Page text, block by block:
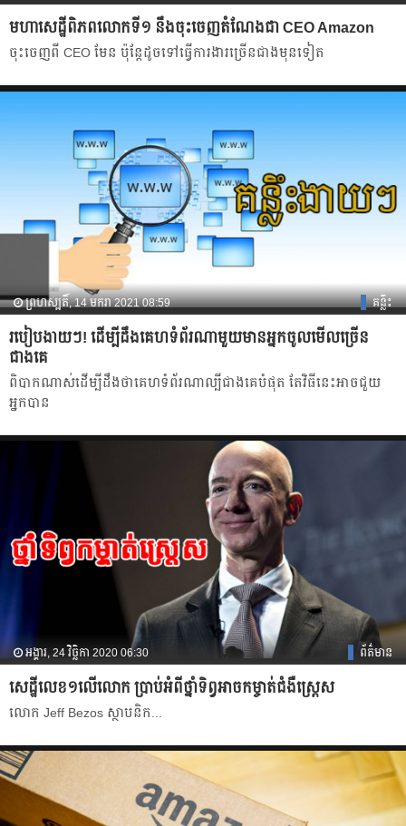
មហាសេដ្ឋីពិភពលោកទី១ នឹងចុះចេញតំណែងជា CEO Amazon
ចុះចេញពី CEO មែន ប៉ុន្ដែដូចទៅធ្វើការងារច្រើនជាងមុនទៀត
ព្រហស្បតិ៍, 14 មករា 2021 08:59 គន្លឹះ
របៀបងាយៗ! ដើម្បីដឹងគេហទំព័រណាមួយមានអ្នកចូលមើលច្រើន
ជាងគេ
ពិបាកណាស់ដើម្បីដឹងថាគេហទំព័រណាល្បីជាងគេបំផុត តែវិធីនេះអាចជួយ
អ្នកបាន
អង្គារ, 24 វិច្ឆិកា 2020 06:30 ព័ត៌មាន
សេដ្ឋីលេខ១លើលោក ប្រាប់អំពីថ្នាំទិព្វអាចកម្ចាត់ជំងឺស្ត្រេស
​លោក Jeff Bezos ស្ថាបនិក​...